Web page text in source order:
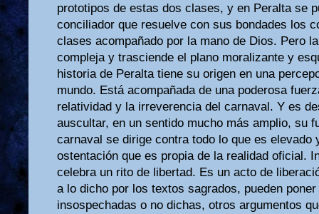
prototipos de estas dos clases, y en Peralta se
conciliador que resuelve con sus bondades los
clases acompañado por la mano de Dios. Pero
compleja y trasciende el plano moralizante y
historia de Peralta tiene su origen en una
mundo. Está acompañada de una poderosa
relatividad y la irreverencia del carnaval. Y es
auscultar, en un sentido mucho más amplio, su
carnaval se dirige contra todo lo que es elevado
ostentación que es propia de la realidad oficial.
celebra un rito de libertad. Es un acto de
a lo dicho por los textos sagrados, pueden
insospechadas o no dichas, otros argumentos